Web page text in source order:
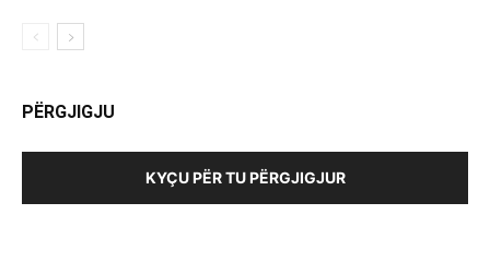
PËRGJIGJU
KYÇU PËR TU PËRGJIGJUR